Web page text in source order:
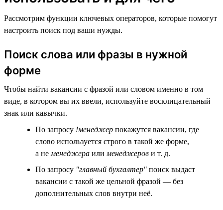
Рассмотрим функции ключевых операторов, которые помогут
настроить поиск под ваши нужды.
Поиск слова или фразы в нужной
форме
Чтобы найти вакансии с фразой или словом именно в том
виде, в котором вы их ввели, используйте восклицательный
знак или кавычки.
По запросу !менеджер покажутся вакансии, где
слово используется строго в такой же форме,
а не менеджера или менеджеров и т. д.
По запросу "главный бухгалтер" поиск выдаст
вакансии с такой же цельной фразой — без
дополнительных слов внутри неё.